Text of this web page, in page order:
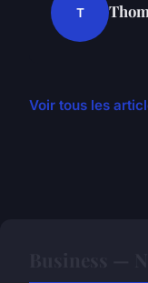
T
Voir tous les